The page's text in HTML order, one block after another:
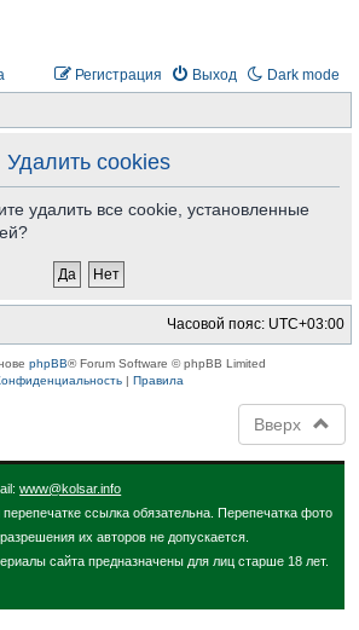
Dark mode
Выход
Регистрация
Удалить cookies
удалить все cookie, установленные
Часовой пояс: UTC+03:00
phpBB® Forum Software © phpBB Limited
| Правила
Вверх
www@kolsar.info
ссылка обязательна. Перепечатка фото
их авторов не допускается.
сайта предназначены для лиц старше 18 лет.